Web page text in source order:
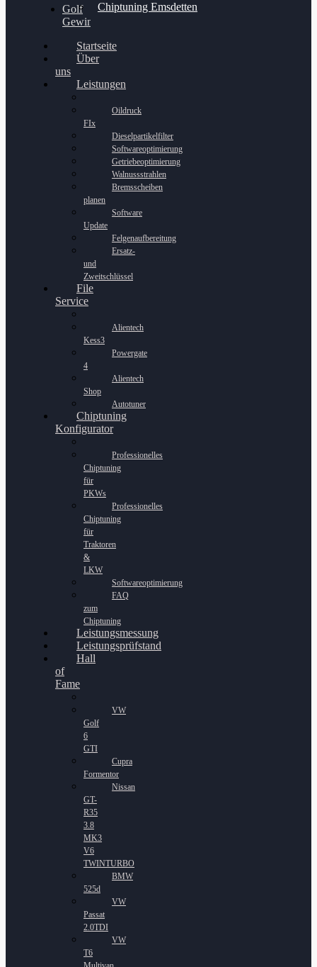
Chiptuning Emsdetten
Golf
Gewinnspiel
Startseite
Über
uns
Leistungen
Oildruck
FIx
Dieselpartikelfilter
Softwareoptimierung
Getriebeoptimierung
Walnussstrahlen
Bremsscheiben
planen
Software
Update
Felgenaufbereitung
Ersatz-
und
Zweitschlüssel
File
Service
Alientech
Kess3
Powergate
4
Alientech
Shop
Autotuner
Chiptuning
Konfigurator
Professionelles
Chiptuning
für
PKWs
Professionelles
Chiptuning
für
Traktoren
&
LKW
Softwareoptimierung
FAQ
zum
Chiptuning
Leistungsmessung
Leistungsprüfstand
Hall
of
Fame
VW
Golf
6
GTI
Cupra
Formentor
Nissan
GT-
R35
3.8
MK3
V6
TWINTURBO
BMW
525d
VW
Passat
2.0TDI
VW
T6